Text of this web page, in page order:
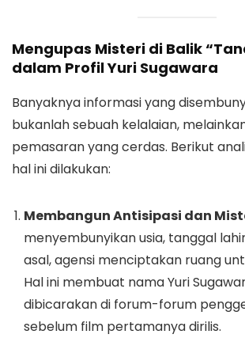
Mengupas Misteri di Balik
dalam Profil Yuri Sugawara
Banyaknya informasi yang
bukanlah sebuah kelalaian,
pemasaran yang cerdas. Berikut
hal ini dilakukan:
Membangun Antisipasi dan
menyembunyikan usia, tanggal
asal, agensi menciptakan ruang
Hal ini membuat nama Yuri
dibicarakan di forum-forum
sebelum film pertamanya dirilis.